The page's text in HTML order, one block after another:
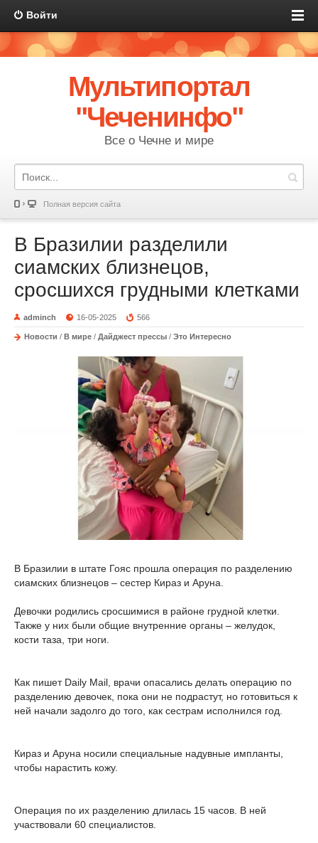
Войти
Мультипортал
"Чеченинфо"
Все о Чечне и мире
Полная версия сайта
В Бразилии разделили
сиамских близнецов,
сросшихся грудными клетками
adminch 16-05-2025 566
Новости / В мире / Дайджест прессы / Это Интересно
В Бразилии в штате Гояс прошла операция по разделению
сиамских близнецов – сестер Кираз и Аруна.
Девочки родились сросшимися в районе грудной клетки.
Также у них были общие внутренние органы – желудок,
кости таза, три ноги.
Как пишет Daily Mail, врачи опасались делать операцию по
разделению девочек, пока они не подрастут, но готовиться к
ней начали задолго до того, как сестрам исполнился год.
Кираз и Аруна носили специальные надувные импланты,
чтобы нарастить кожу.
Операция по их разделению длилась 15 часов. В ней
участвовали 60 специалистов.